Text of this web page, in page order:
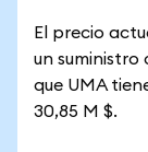
El precio
un suministro
que UMA
30,85 M $.